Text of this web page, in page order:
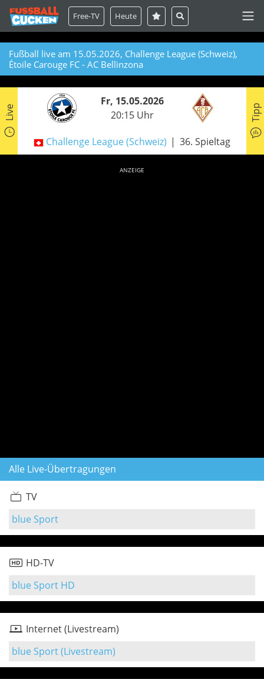
Free-TV Heute
Fußball live am 15.05.2026, Challenge League (Schweiz),
Étoile Carouge FC - AC Bellinzona
Live
Fr, 15.05.2026
20:15 Uhr
Challenge League (Schweiz) 36. Spieltag
Tipp
ANZEIGE
Alle Live-Übertragungen
TV
blue Sport
HD-TV
blue Sport HD
Internet (Livestream)
blue Sport (Livestream)